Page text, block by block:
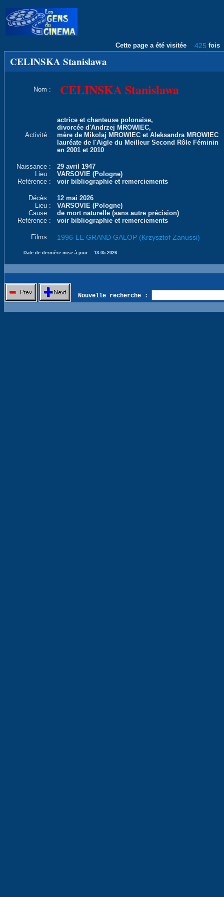
Cette page a été visitée 425 fois
CELINSKA Stanislawa
Nom : CELINSKA Stanislawa
Activité :
actrice et chanteuse polonaise,
divorcée d'Andrzej MROWIEC,
mère de Mikolaj MROWIEC et Aleksandra MROWIEC
lauréate de l'Aigle du Meilleur Second Rôle Féminin
en 2001 et 2010
Naissance :
29 avril 1947
Lieu :
VARSOVIE (Pologne)
Reférence :
voir bibliographie et remerciements
Décès :
12 mai 2026
Lieu :
VARSOVIE (Pologne)
Cause :
de mort naturelle (sans autre précision)
Reférence :
voir bibliographie et remerciements
Films : 1996-LE GRAND GALOP (Krzysztof Zanussi)
Date de dernière mise à jour : 13-05-2026
Nouvelle recherche :